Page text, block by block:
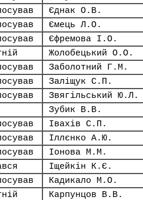
Єднак О.В.
Ємець Л.О.
Єфремова І.О.
Жолобецький О.О.
Заболотний Г.М.
Заліщук С.П.
Звягільський Ю.Л.
Зубик В.В.
Івахів С.П.
Іллєнко А.Ю.
Іонова М.М.
Іщейкін К.Є.
Кадикало М.О.
Карпунцов В.В.